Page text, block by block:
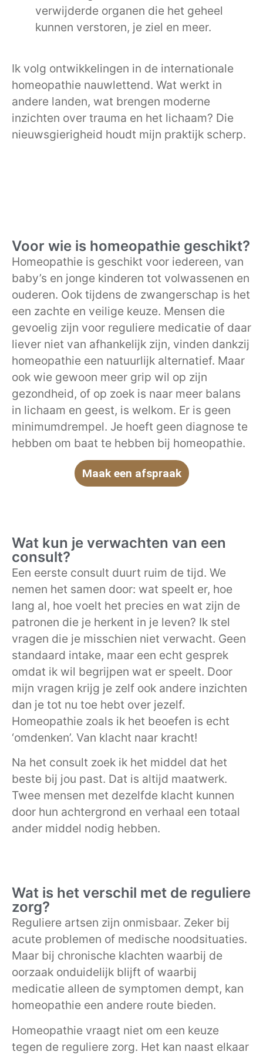
verwijderde organen die het geheel
kunnen verstoren, je ziel en meer.
Ik volg ontwikkelingen in de internationale
homeopathie nauwlettend. Wat werkt in
andere landen, wat brengen moderne
inzichten over trauma en het lichaam? Die
nieuwsgierigheid houdt mijn praktijk scherp.
Voor wie is homeopathie geschikt?
Homeopathie is geschikt voor iedereen, van
baby’s en jonge kinderen tot volwassenen en
ouderen. Ook tijdens de zwangerschap is het
een zachte en veilige keuze. Mensen die
gevoelig zijn voor reguliere medicatie of daar
liever niet van afhankelijk zijn, vinden dankzij
homeopathie een natuurlijk alternatief. Maar
ook wie gewoon meer grip wil op zijn
gezondheid, of op zoek is naar meer balans
in lichaam en geest, is welkom. Er is geen
minimumdrempel. Je hoeft geen diagnose te
hebben om baat te hebben bij homeopathie.
Maak een afspraak
Wat kun je verwachten van een
consult?
Een eerste consult duurt ruim de tijd. We
nemen het samen door: wat speelt er, hoe
lang al, hoe voelt het precies en wat zijn de
patronen die je herkent in je leven? Ik stel
vragen die je misschien niet verwacht. Geen
standaard intake, maar een echt gesprek
omdat ik wil begrijpen wat er speelt. Door
mijn vragen krijg je zelf ook andere inzichten
dan je tot nu toe hebt over jezelf.
Homeopathie zoals ik het beoefen is echt
‘omdenken’. Van klacht naar kracht!
Na het consult zoek ik het middel dat het
beste bij jou past. Dat is altijd maatwerk.
Twee mensen met dezelfde klacht kunnen
door hun achtergrond en verhaal een totaal
ander middel nodig hebben.
Wat is het verschil met de reguliere
zorg?
Reguliere artsen zijn onmisbaar. Zeker bij
acute problemen of medische noodsituaties.
Maar bij chronische klachten waarbij de
oorzaak onduidelijk blijft of waarbij
medicatie alleen de symptomen dempt, kan
homeopathie een andere route bieden.
Homeopathie vraagt niet om een keuze
tegen de reguliere zorg. Het kan naast elkaar